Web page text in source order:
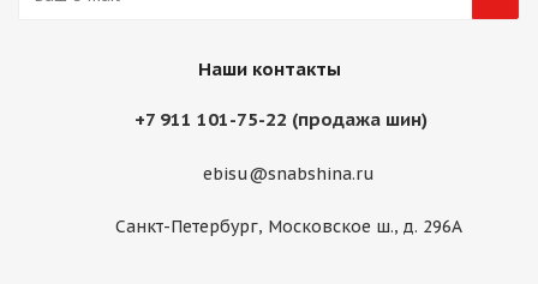
Наши контакты
+7 911 101-75-22 (продажа шин)
ebisu@snabshina.ru
Санкт-Петербург, Московское ш., д. 296А